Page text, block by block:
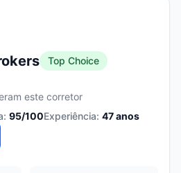
Top Choice
este corretor
95/100Experiência: 47anos